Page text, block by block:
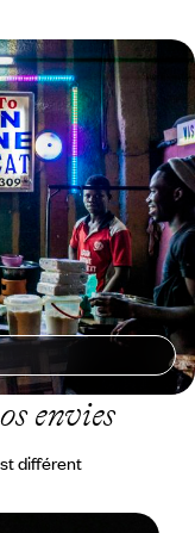
aux avant-
africain !
tour en ville au
envies
différent